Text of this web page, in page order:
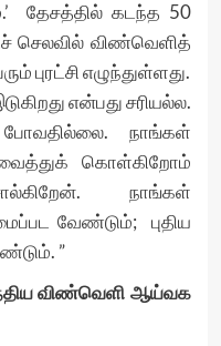
தேசத்தில் கடந்த 50
செலவில் விண்வெளித்
புரட்சி எழுந்துள்ளது.
என்பது சரியல்ல.
போவதில்லை. நாங்கள்
கொள்கிறோம்
நாங்கள்
வேண்டும்; புதிய
”
விண்வெளி ஆய்வக